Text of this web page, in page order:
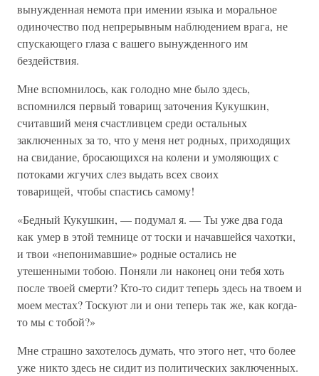
вынужденная немота при имении языка и моральное
одиночество под непрерывным наблюдением врага, не
спускающего глаза с вашего вынужденного им
бездействия.
Мне вспомнилось, как голодно мне было здесь,
вспомнился первый товарищ заточения Кукушкин,
считавший меня счастливцем среди остальных
заключенных за то, что у меня нет родных, приходящих
на свидание, бросающихся на колени и умоляющих с
потоками жгучих слез выдать всех своих
товарищей, чтобы спастись самому!
«Бедный Кукушкин, — подумал я. — Ты уже два года
как умер в этой темнице от тоски и начавшейся чахотки,
и твои «непонимавшие» родные остались не
утешенными тобою. Поняли ли наконец они тебя хоть
после твоей смерти? Кто-то сидит теперь здесь на твоем и
моем местах? Тоскуют ли и они теперь так же, как когда-
то мы с тобой?»
Мне страшно захотелось думать, что этого нет, что более
уже никто здесь не сидит из политических заключенных.